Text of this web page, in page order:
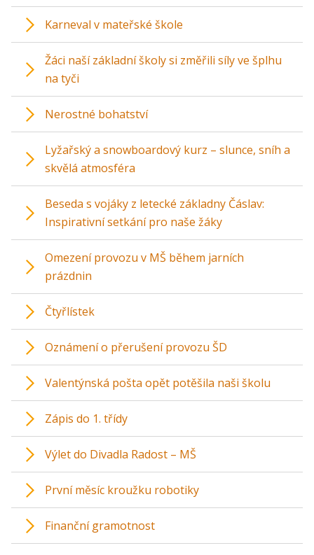
Karneval v mateřské škole
Žáci naší základní školy si změřili síly ve šplhu
na tyči
Nerostné bohatství
Lyžařský a snowboardový kurz – slunce, sníh a
skvělá atmosféra
Beseda s vojáky z letecké základny Čáslav:
Inspirativní setkání pro naše žáky
Omezení provozu v MŠ během jarních
prázdnin
Čtyřlístek
Oznámení o přerušení provozu ŠD
Valentýnská pošta opět potěšila naši školu
Zápis do 1. třídy
Výlet do Divadla Radost – MŠ
První měsíc kroužku robotiky
Finanční gramotnost